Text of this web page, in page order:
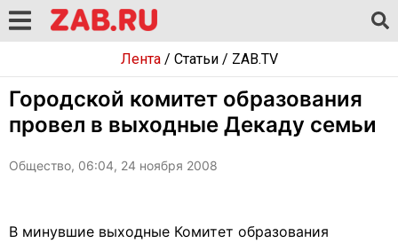
Лента/ Статьи/ ZAB.TV
Городской комитет образования
провел в выходные Декаду семьи
Общество, 06:04, 24 ноября 2008
В минувшие выходные Комитет образования